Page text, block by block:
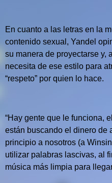
En cuanto a las letras en la
contenido sexual, Yandel
su manera de proyectarse y,
necesita de ese estilo para
“respeto” por quien lo hace.
“Hay gente que le funciona,
están buscando el dinero de
principio a nosotros (a
utilizar palabras lascivas, al
música más limpia para